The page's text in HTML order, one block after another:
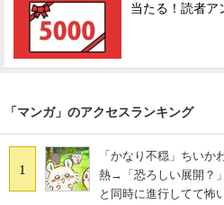
当たる！読者ア
「マンガ」のアクセスランキング
1
「かなり不穏」ちいか
熱→「恐ろしい展開？
と同時に進行してて怖